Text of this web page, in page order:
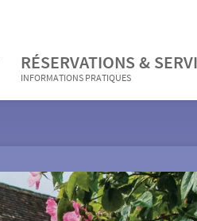
RÉSERVATIONS &
INFORMATIONS PRATIQUES